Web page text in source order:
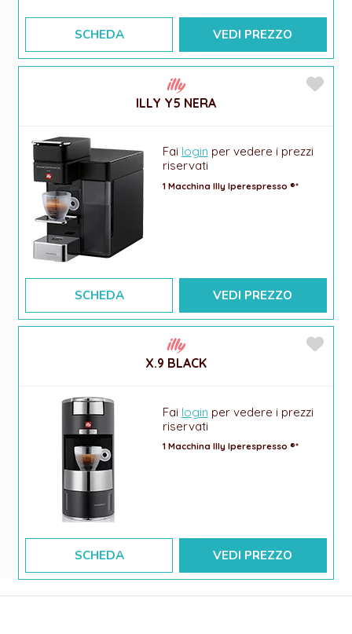
SCHEDA VEDI PREZZO
ILLY Y5 NERA
Fai login per vedere i prezzi
riservati
1 Macchina Illy Iperespresso ®*
SCHEDA VEDI PREZZO
X.9 BLACK
Fai login per vedere i prezzi
riservati
1 Macchina Illy Iperespresso ®*
SCHEDA VEDI PREZZO